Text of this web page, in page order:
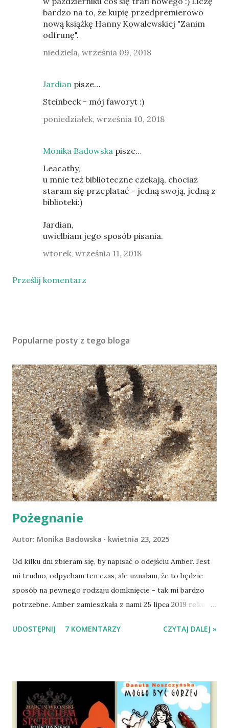
bardzo na to, że kupię przedpremierowo
nową książkę Hanny Kowalewskiej "Zanim
odfrunę".
niedziela, września 09, 2018
Jardian pisze…
Steinbeck - mój faworyt :)
poniedziałek, września 10, 2018
Monika Badowska pisze…
Leacathy,
u mnie też biblioteczne czekają, chociaż
staram się przeplatać - jedną swoją, jedną z
biblioteki:)
Jardian,
uwielbiam jego sposób pisania.
wtorek, września 11, 2018
Prześlij komentarz
Popularne posty z tego bloga
Pożegnanie
Autor: Monika Badowska kwietnia 23, 2025
Od kilku dni zbieram się, by napisać o odejściu Amber. Jest
mi trudno, odpycham ten czas, ale uznałam, że to będzie
sposób na pewnego rodzaju domknięcie - tak mi bardzo
potrzebne. Amber zamieszkała z nami 25 lipca 2019 roku.
Mazowieckim, pojechaliśmy na wizytę zapoznawczą, a kilka
wspólnego życia przeczytacie TUTAJ i TUTAJ . Gdy już
nieco okrzepliśmy w codzienności z psem, a Amber - z
ludźmi i kotami, pojawił się pomysł na wspólny jesienny
UDOSTĘPNIJ 7 KOMENTARZY CZYTAJ DALEJ »